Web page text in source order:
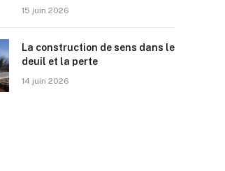
15 juin 2026
La construction de sens dans le
deuil et la perte
14 juin 2026